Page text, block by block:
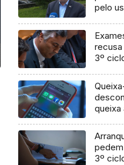
pelo
recusa
3º
queixa
3º